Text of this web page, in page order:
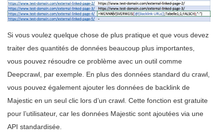
Si vous voulez quelque chose de plus pratique et que vous devez
traiter des quantités de données beaucoup plus importantes,
vous pouvez résoudre ce problème avec un outil comme
Deepcrawl, par exemple. En plus des données standard du crawl,
vous pouvez également ajouter les données de backlink de
Majestic en un seul clic lors d’un crawl. Cette fonction est gratuite
pour l’utilisateur, car les données Majestic sont ajoutées via une
API standardisée.